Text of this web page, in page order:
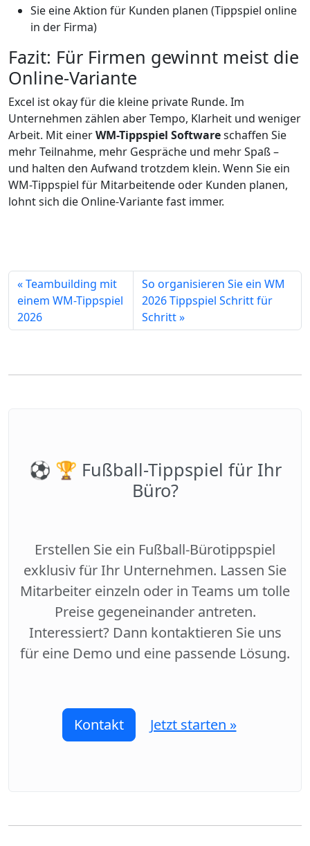
Sie eine Aktion für Kunden planen (Tippspiel online
in der Firma)
Fazit: Für Firmen gewinnt meist die
Online-Variante
Excel ist okay für die kleine private Runde. Im
Unternehmen zählen aber Tempo, Klarheit und weniger
Arbeit. Mit einerWM-Tippspiel Softwareschaffen Sie
mehr Teilnahme, mehr Gespräche und mehr Spaß –
und halten den Aufwand trotzdem klein. Wenn Sie ein
WM-Tippspiel für Mitarbeitende oder Kunden planen,
lohnt sich die Online-Variante fast immer.
« Teambuilding mit
einem WM-Tippspiel
2026
So organisieren Sie ein WM
2026 Tippspiel Schritt für
Schritt »
⚽️ 🏆 Fußball-Tippspiel für Ihr
Büro?
Erstellen Sie ein Fußball-Bürotippspiel
exklusiv für Ihr Unternehmen. Lassen Sie
Mitarbeiter einzeln oder in Teams um tolle
Preise gegeneinander antreten.
Interessiert? Dann kontaktieren Sie uns
für eine Demo und eine passende Lösung.
Kontakt Jetzt starten »